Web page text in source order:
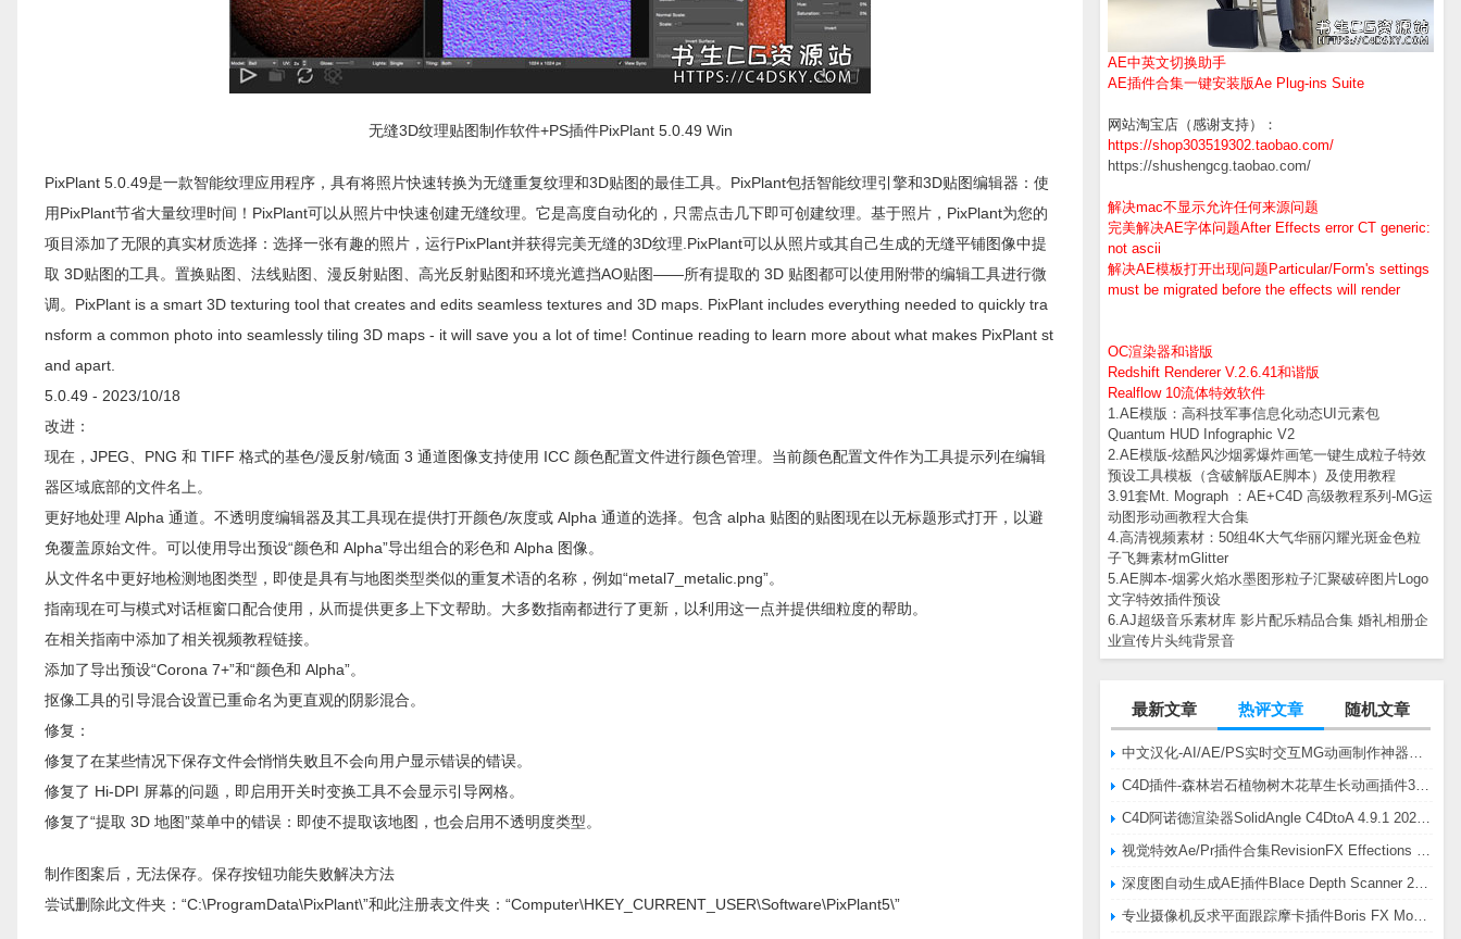
AE中英文切换助手
AE插件合集一键安装版Ae Plug-ins Suite
网站淘宝店（感谢支持）：
https://shop303519302.taobao.com/
https://shushengcg.taobao.com/
解决mac不显示允许任何来源问题
完美解决AE字体问题After Effects error CT generic:
not ascii
解决AE模板打开出现问题Particular/Form's settings
must be migrated before the effects will render
OC渲染器和谐版
Redshift Renderer V.2.6.41和谐版
Realflow 10流体特效软件
1.AE模版：高科技军事信息化动态UI元素包
Quantum HUD Infographic V2
2.AE模版-炫酷风沙烟雾爆炸画笔一键生成粒子特效
预设工具模板（含破解版AE脚本）及使用教程
3.91套Mt. Mograph ：AE+C4D 高级教程系列-MG运
动图形动画教程大合集
4.高清视频素材：50组4K大气华丽闪耀光斑金色粒
子飞舞素材mGlitter
5.AE脚本-烟雾火焰水墨图形粒子汇聚破碎图片Logo
文字特效插件预设
6.AJ超级音乐素材库 影片配乐精品合集 婚礼相册企
业宣传片头纯背景音
最新文章 热评文章 随机文章
无缝3D纹理贴图制作软件+PS插件PixPlant 5.0.49 Win
PixPlant 5.0.49是一款智能纹理应用程序，具有将照片快速转换为无缝重复纹理和3D贴图的最佳工具。PixPlant包括智能纹理引擎和3D贴图编辑器：使
用PixPlant节省大量纹理时间！PixPlant可以从照片中快速创建无缝纹理。它是高度自动化的，只需点击几下即可创建纹理。基于照片，PixPlant为您的
项目添加了无限的真实材质选择：选择一张有趣的照片，运行PixPlant并获得完美无缝的3D纹理.PixPlant可以从照片或其自己生成的无缝平铺图像中提
取 3D贴图的工具。置换贴图、法线贴图、漫反射贴图、高光反射贴图和环境光遮挡AO贴图——所有提取的 3D 贴图都可以使用附带的编辑工具进行微
调。PixPlant is a smart 3D texturing tool that creates and edits seamless textures and 3D maps. PixPlant includes everything needed to quickly tra
nsform a common photo into seamlessly tiling 3D maps - it will save you a lot of time! Continue reading to learn more about what makes PixPlant st
and apart.
5.0.49 - 2023/10/18
改进：
现在，JPEG、PNG 和 TIFF 格式的基色/漫反射/镜面 3 通道图像支持使用 ICC 颜色配置文件进行颜色管理。当前颜色配置文件作为工具提示列在编辑
器区域底部的文件名上。
更好地处理 Alpha 通道。不透明度编辑器及其工具现在提供打开颜色/灰度或 Alpha 通道的选择。包含 alpha 贴图的贴图现在以无标题形式打开，以避
免覆盖原始文件。可以使用导出预设“颜色和 Alpha”导出组合的彩色和 Alpha 图像。
从文件名中更好地检测地图类型，即使是具有与地图类型类似的重复术语的名称，例如“metal7_metalic.png”。
指南现在可与模式对话框窗口配合使用，从而提供更多上下文帮助。大多数指南都进行了更新，以利用这一点并提供细粒度的帮助。
在相关指南中添加了相关视频教程链接。
添加了导出预设“Corona 7+”和“颜色和 Alpha”。
抠像工具的引导混合设置已重命名为更直观的阴影混合。
修复：
修复了在某些情况下保存文件会悄悄失败且不会向用户显示错误的错误。
修复了 Hi-DPI 屏幕的问题，即启用开关时变换工具不会显示引导网格。
修复了“提取 3D 地图”菜单中的错误：即使不提取该地图，也会启用不透明度类型。
制作图案后，无法保存。保存按钮功能失败解决方法
尝试删除此文件夹：“C:\ProgramData\PixPlant\”和此注册表文件夹：“Computer\HKEY_CURRENT_USER\Software\PixPlant5\”